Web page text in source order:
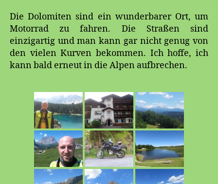
Die Dolomiten sind ein wunderbarer Ort, um
Motorrad zu fahren. Die Straßen sind
einzigartig und man kann gar nicht genug von
den vielen Kurven bekommen. Ich hoffe, ich
kann bald erneut in die Alpen aufbrechen.